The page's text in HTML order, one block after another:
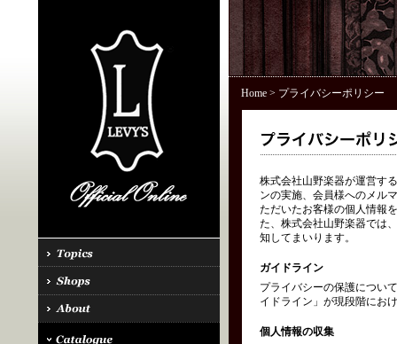
Home> プライバシーポリシー
株式会社山野楽器が運営す
ンの実施、会員様へのメル
ただいたお客様の個人情報
た、株式会社山野楽器では
知してまいります。
ガイドライン
プライバシーの保護につい
イドライン」が現段階にお
個人情報の収集